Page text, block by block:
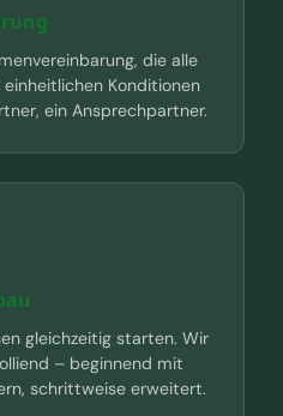
die alle
Konditionen
ein Ansprechpartner.
gleichzeitig starten. Wir
– beginnend mit
schrittweise erweitert.